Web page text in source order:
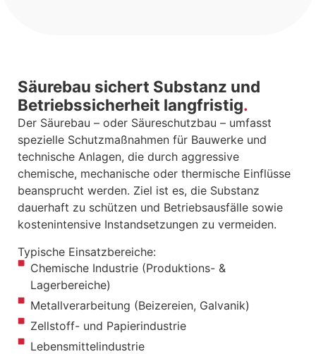
Säurebau sichert Substanz und
Betriebssicherheit langfristig
Der Säurebau – oder Säureschutzbau – umfasst
spezielle Schutzmaßnahmen für Bauwerke und
technische Anlagen, die durch aggressive
chemische, mechanische oder thermische Einflüsse
beansprucht werden. Ziel ist es, die Substanz
dauerhaft zu schützen und Betriebsausfälle sowie
kostenintensive Instandsetzungen zu vermeiden.
Typische Einsatzbereiche:
Chemische Industrie (Produktions- &
Lagerbereiche)
Metallverarbeitung (Beizereien, Galvanik)
Zellstoff- und Papierindustrie
Lebensmittelindustrie